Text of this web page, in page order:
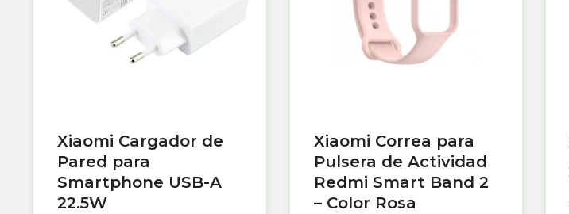
Xiaomi Cargador de
Pared para
Smartphone USB-A
22.5W
Xiaomi Correa para
Pulsera de Actividad
Redmi Smart Band 2
– Color Rosa